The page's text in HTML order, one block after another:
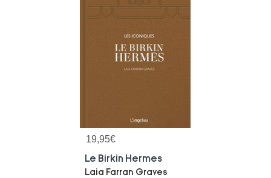
19,95€
Le Birkin Hermes
Laia Farran Graves